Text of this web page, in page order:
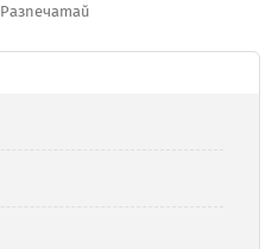
Разпечатай